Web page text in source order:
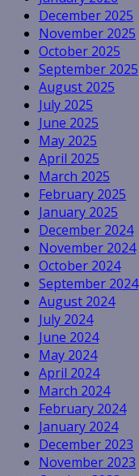
December 2025
November 2025
October 2025
September 2025
August 2025
July 2025
June 2025
May 2025
April 2025
March 2025
February 2025
January 2025
December 2024
November 2024
October 2024
September 2024
August 2024
July 2024
June 2024
May 2024
April 2024
March 2024
February 2024
January 2024
December 2023
November 2023